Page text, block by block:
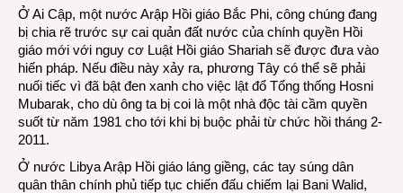
Ở Ai Cập, một nước Arập Hồi giáo Bắc Phi, công chúng đang
bị chia rẽ trước sự cai quản đất nước của chính quyền Hồi
giáo mới với nguy cơ Luật Hồi giáo Shariah sẽ được đưa vào
hiến pháp. Nếu điều này xảy ra, phương Tây có thể sẽ phải
nuối tiếc vì đã bật đen xanh cho việc lật đổ Tổng thống Hosni
Mubarak, cho dù ông ta bị coi là một nhà độc tài cầm quyền
suốt từ năm 1981 cho tới khi bị buộc phải từ chức hồi tháng 2-
2011.
Ở nước Libya Arập Hồi giáo láng giềng, các tay súng dân
quân thân chính phủ tiếp tục chiến đấu chiếm lại Bani Walid,